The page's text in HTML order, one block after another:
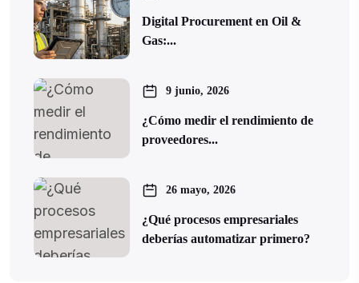
Digital Procurement en Oil &
Gas:...
9 junio, 2026
¿Cómo medir el rendimiento de
proveedores...
26 mayo, 2026
¿Qué procesos empresariales
deberías automatizar primero?